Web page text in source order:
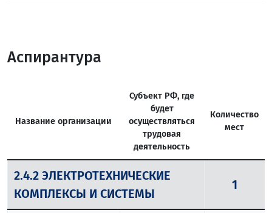
Аспирантура
Название организации
Субъект РФ, где
будет
осуществляться
трудовая
деятельность
Количество
мест
2.4.2 ЭЛЕКТРОТЕХНИЧЕСКИЕ
КОМПЛЕКСЫ И СИСТЕМЫ
1